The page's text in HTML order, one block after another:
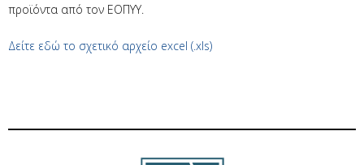
προϊόντα από τον ΕΟΠΥΥ.
Δείτε εδώ το σχετικό αρχείο excel (.xls)